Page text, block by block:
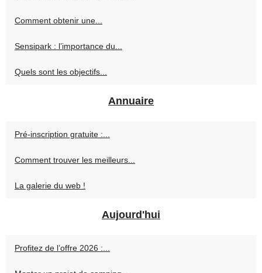
Comment obtenir une...
Sensipark : l’importance du...
Quels sont les objectifs...
Annuaire
Pré-inscription gratuite :...
Comment trouver les meilleurs...
La galerie du web !
Aujourd'hui
Profitez de l’offre 2026 :...